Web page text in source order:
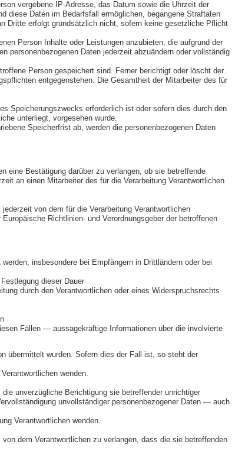
vergebene IP-Adresse, das Datum sowie die Uhrzeit der
diese Daten im Bedarfsfall ermöglichen, begangene Straftaten
Dritte erfolgt grundsätzlich nicht, sofern keine gesetzliche Pflicht
Person Inhalte oder Leistungen anzubieten, die aufgrund der
personenbezogenen Daten jederzeit abzuändern oder vollständig
Person gespeichert sind. Ferner berichtigt oder löscht der
entgegenstehen. Die Gesamtheit der Mitarbeiter des für
Speicherungszwecks erforderlich ist oder sofern dies durch den
unterliegt, vorgesehen wurde.
Speicherfrist ab, werden die personenbezogenen Daten
eine Bestätigung darüber zu verlangen, ob sie betreffende
an einen Mitarbeiter des für die Verarbeitung Verantwortlichen
von dem für die Verarbeitung Verantwortlichen
Richtlinien- und Verordnungsgeber der betroffenen
insbesondere bei Empfängern in Drittländern oder bei
dieser Dauer
durch den Verantwortlichen oder eines Widerspruchsrechts
Fällen — aussagekräftige Informationen über die involvierte
übermittelt wurden. Sofern dies der Fall ist, so steht der
wenden.
unverzügliche Berichtigung sie betreffender unrichtiger
unvollständiger personenbezogener Daten — auch
Verantwortlichen wenden.
dem Verantwortlichen zu verlangen, dass die sie betreffenden